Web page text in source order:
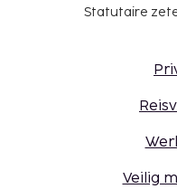
Statutaire
Veilig